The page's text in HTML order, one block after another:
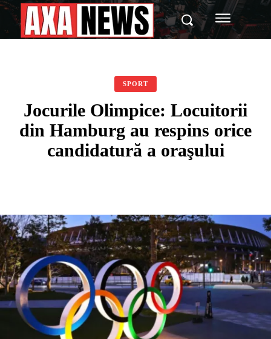
SPORT
Jocurile Olimpice: Locuitorii
din Hamburg au respins orice
candidatură a oraşului